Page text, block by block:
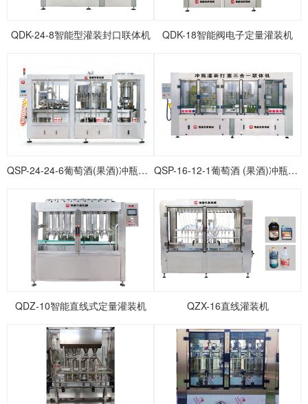
QDK-24-8智能型灌装封口联体机 QDK-18智能阀电子定量灌装机
QSP-24-24-6葡萄酒(果酒)冲瓶灌装打塞联体机 QSP-16-12-1葡萄酒 (果酒)冲瓶灌装打塞联体机
QDZ-10智能直线式定量灌装机 QZX-16直线灌装机